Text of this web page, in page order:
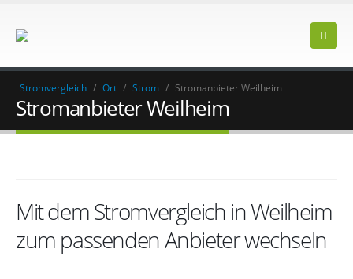
Stromvergleich / Ort / Strom / Stromanbieter Weilheim
Stromanbieter Weilheim
Mit dem Stromvergleich in Weilheim
zum passenden Anbieter wechseln